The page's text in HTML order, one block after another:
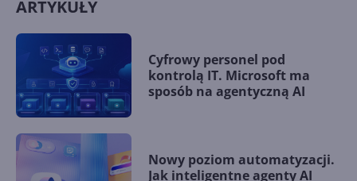
ARTYKUŁY
Cyfrowy personel pod
kontrolą IT. Microsoft ma
sposób na agentyczną AI
Nowy poziom automatyzacji.
Jak inteligentne agenty AI